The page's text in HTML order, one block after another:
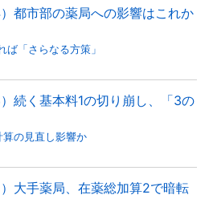
都市部の薬局への影響はこれか
「さらなる方策」
続く基本料1の切り崩し、「3の
の見直し影響か
大手薬局、在薬総加算2で暗転